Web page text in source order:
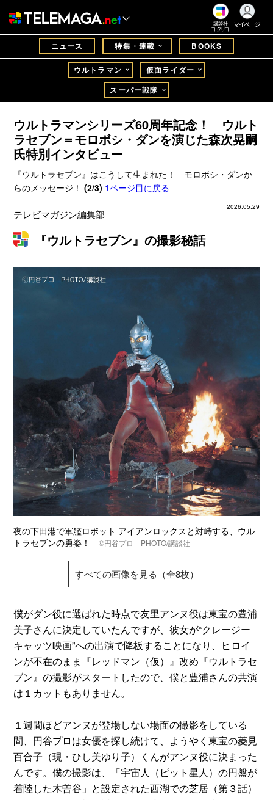
講談社
コクリコ
マイページ
ニュース 特集・連載 BOOKS
ウルトラマン
仮面ライダー
スーパー戦隊
ウルトラマンシリーズ60周年記念！ ウルト
ラセブン＝モロボシ・ダンを演じた森次晃嗣
氏特別インタビュー
『ウルトラセブン』はこうして生まれた！ モロボシ・ダンか
らのメッセージ！(2/3) 1ページ目に戻る
2026.05.29
テレビマガジン編集部
『ウルトラセブン』の撮影秘話
夜の下田港で軍艦ロボット アイアンロックスと対峙する、ウル
トラセブンの勇姿！©円谷プロ PHOTO/講談社
すべての画像を見る（全8枚）
僕がダン役に選ばれた時点で友里アンヌ役は東宝の豊浦
美子さんに決定していたんですが、彼女が“クレージー
キャッツ映画”への出演で降板することになり、ヒロイ
ンが不在のまま『レッドマン（仮）』改め『ウルトラセ
ブン』の撮影がスタートしたので、僕と豊浦さんの共演
は１カットもありません。
１週間ほどアンヌが登場しない場面の撮影をしている
間、円谷プロは女優を探し続けて、ようやく東宝の菱見
百合子（現・ひし美ゆり子）くんがアンヌ役に決まった
んです。僕の撮影は、「宇宙人（ピット星人）の円盤が
着陸した木曽谷」と設定された西湖での芝居（第３話）